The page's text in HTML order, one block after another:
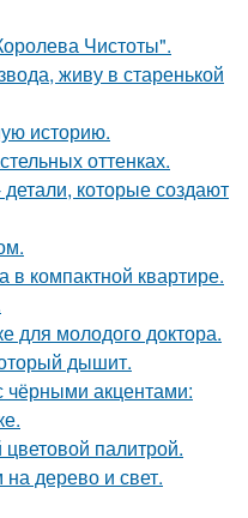
Чистоты".
живу в старенькой
историю.
оттенках.
которые создают
компактной квартире.
для молодого доктора.
дышит.
акцентами:
палитрой.
на дерево и свет.